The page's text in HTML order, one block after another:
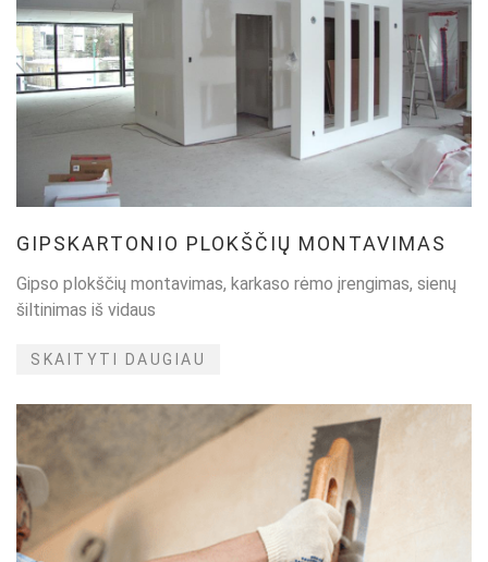
GIPSKARTONIO PLOKŠČIŲ MONTAVIMAS
Gipso plokščių montavimas, karkaso rėmo įrengimas, sienų
šiltinimas iš vidaus
SKAITYTI DAUGIAU